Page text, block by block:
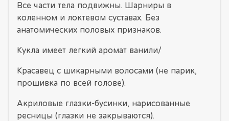
Все части тела подвижны. Шарниры в
коленном и локтевом суставах. Без
анатомических половых признаков.
Кукла имеет легкий аромат ванили/
Красавец с шикарными волосами (не парик,
прошивка по всей голове).
Акриловые глазки-бусинки, нарисованные
ресницы (глазки не закрываются).